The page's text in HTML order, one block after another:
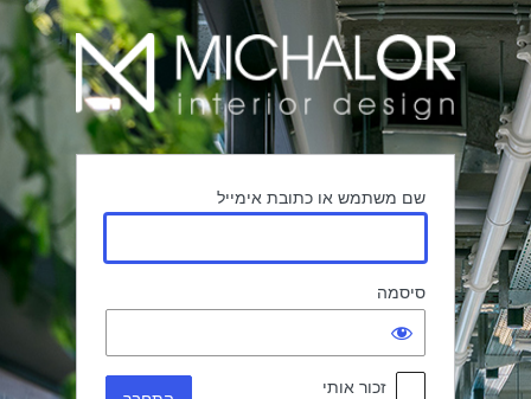
התחבר
שם משתמש או כתובת אימייל
סיסמה
זכור אותי